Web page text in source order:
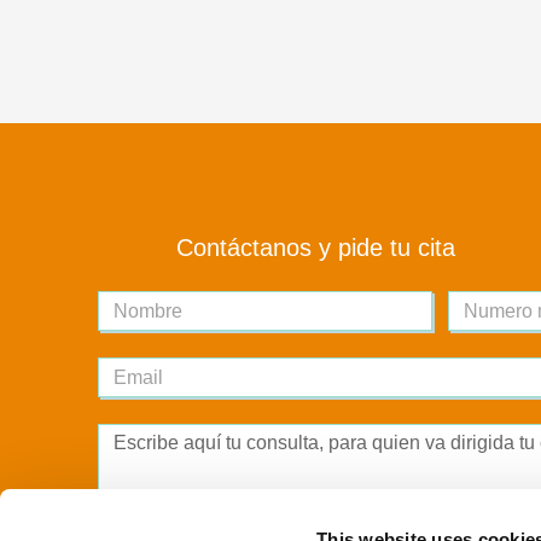
Contáctanos y pide tu cita
Nombre
Email
Message